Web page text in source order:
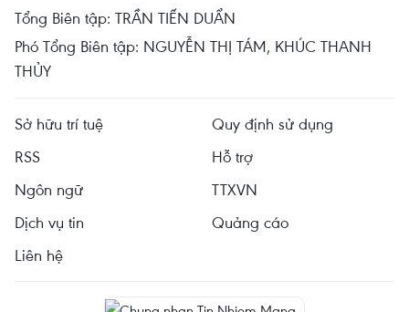
Tổng Biên tập: TRẦN TIẾN DUẨN
Phó Tổng Biên tập: NGUYỄN THỊ TÁM, KHÚC THANH
THỦY
Sở hữu trí tuệ
Quy định sử dụng
RSS
Hỗ trợ
Ngôn ngữ
TTXVN
Dịch vụ tin
Quảng cáo
Liên hệ